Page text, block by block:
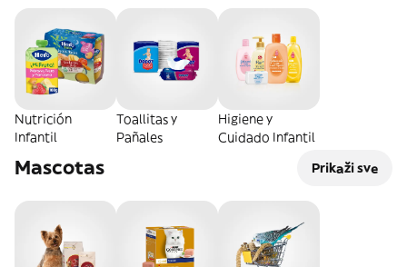
Nutrición
Infantil
Toallitas y
Pañales
Higiene y
Cuidado Infantil
Mascotas Prikaži sve